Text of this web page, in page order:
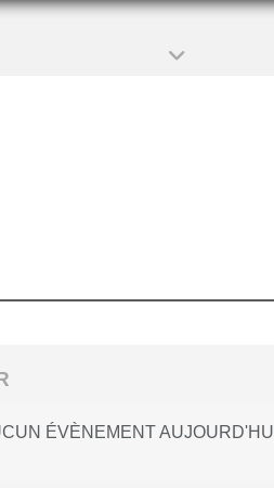
ÉVÈNEMENT AUJOURD'HUI